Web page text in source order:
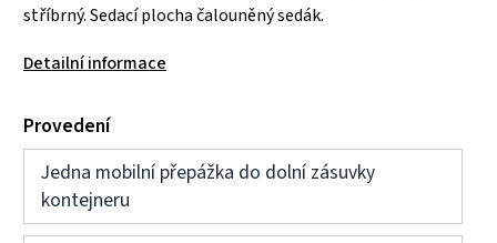
stříbrný. Sedací plocha čalouněný sedák.
Detailní informace
Provedení
Jedna mobilní přepážka do dolní zásuvky
kontejneru